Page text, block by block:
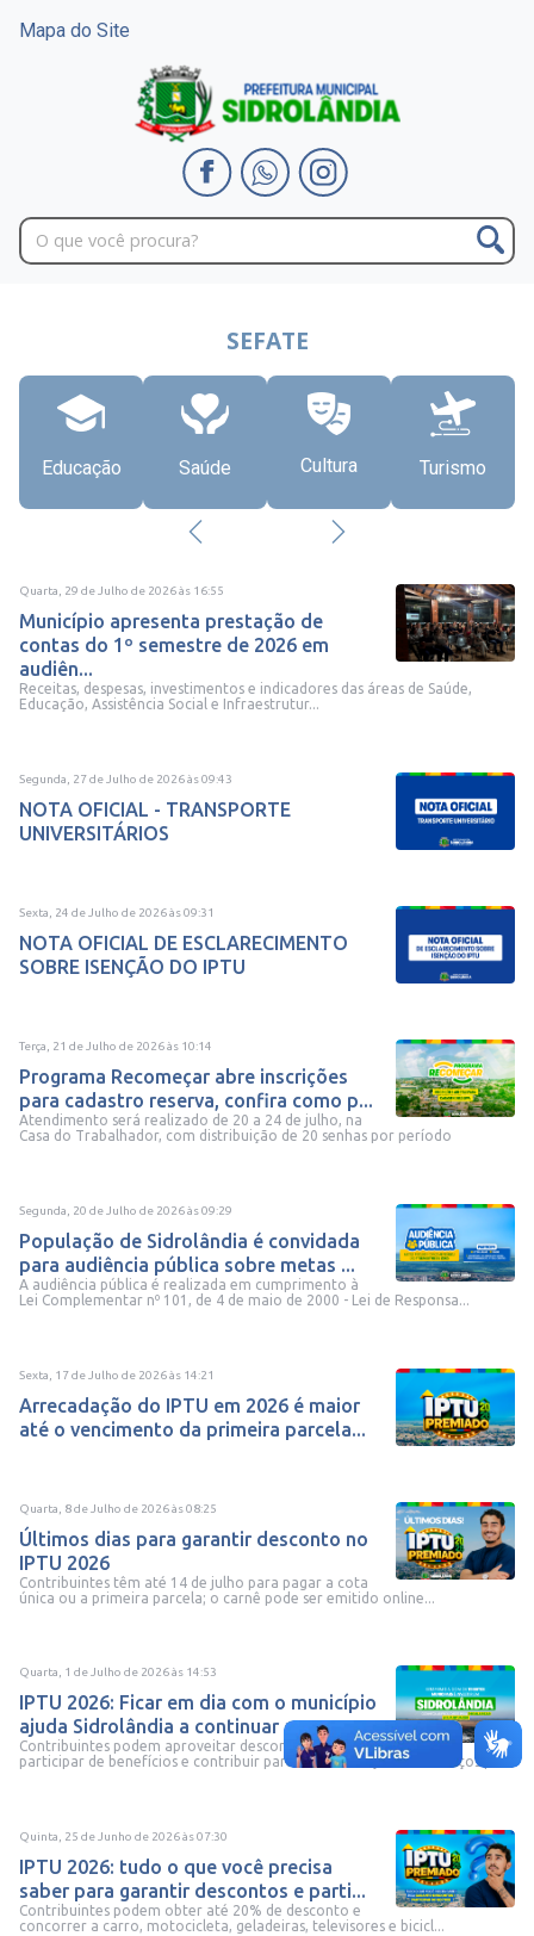
Mapa do Site
SEFATE
Educação Saúde Cultura Turismo
Quarta, 29 de Julho de 2026às 16:55
Município apresenta prestação de
contas do 1º semestre de 2026 em
audiên...
Receitas, despesas, investimentos e indicadores das áreas de Saúde,
Educação, Assistência Social e Infraestrutur...
Segunda, 27 de Julho de 2026às09:43
NOTA OFICIAL - TRANSPORTE
UNIVERSITÁRIOS
Sexta, 24 de Julho de 2026às09:31
NOTA OFICIAL DE ESCLARECIMENTO
SOBRE ISENÇÃO DO IPTU
Terça, 21 de Julho de 2026às 10:14
Programa Recomeçar abre inscrições
para cadastro reserva, confira como p...
Atendimento será realizado de 20 a 24 de julho, na
Casa do Trabalhador, com distribuição de 20 senhas por período
Segunda, 20 de Julho de 2026às09:29
População de Sidrolândia é convidada
para audiência pública sobre metas ...
A audiência pública é realizada em cumprimento à
Lei Complementar nº 101, de 4 de maio de 2000 - Lei de Responsa...
Sexta, 17 de Julho de 2026às 14:21
Arrecadação do IPTU em 2026 é maior
até o vencimento da primeira parcela...
Quarta, 8 de Julho de 2026às08:25
Últimos dias para garantir desconto no
IPTU 2026
Contribuintes têm até 14 de julho para pagar a cota
única ou a primeira parcela; o carnê pode ser emitido online...
Quarta, 1 de Julho de 2026às 14:53
IPTU 2026: Ficar em dia com o município
ajuda Sidrolândia a continuar av...
Contribuintes podem aproveitar descontos,
participar de benefícios e contribuir para a manutenção dos serviços p...
Quinta, 25 de Junho de 2026às07:30
IPTU 2026: tudo o que você precisa
saber para garantir descontos e parti...
Contribuintes podem obter até 20% de desconto e
concorrer a carro, motocicleta, geladeiras, televisores e bicicl...